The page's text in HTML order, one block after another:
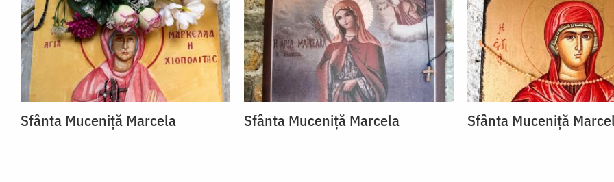
Sfânta Muceniță Marcela Sfânta Muceniță Marcela Sfânta Muceniță